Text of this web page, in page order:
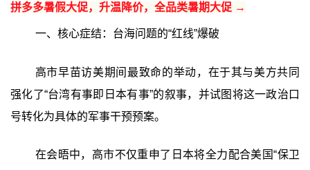
拼多多暑假大促，升温降价，全品类暑期大促 →
一、核心症结：台海问题的“红线”爆破
高市早苗访美期间最致命的举动，在于其与美方共同
强化了“台湾有事即日本有事”的叙事，并试图将这一政治口
号转化为具体的军事干预预案。
在会晤中，高市不仅重申了日本将全力配合美国“保卫